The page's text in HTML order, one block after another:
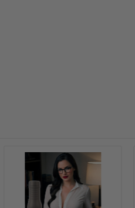
Mehr erfahren